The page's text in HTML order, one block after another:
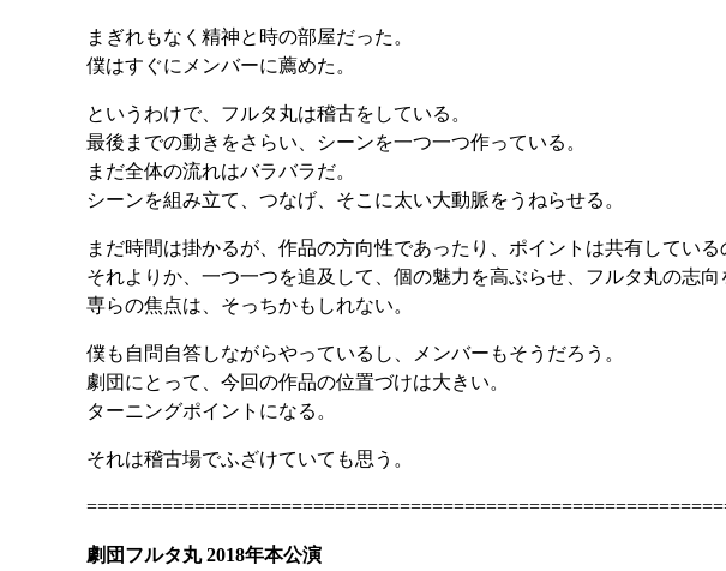
まぎれもなく精神と時の部屋だった。
僕はすぐにメンバーに薦めた。
というわけで、フルタ丸は稽古をしている。
最後までの動きをさらい、シーンを一つ一つ作っている。
まだ全体の流れはバラバラだ。
シーンを組み立て、つなげ、そこに太い大動脈をうねらせる。
まだ時間は掛かるが、作品の方向性であったり、ポイントは共有している
それよりか、一つ一つを追及して、個の魅力を高ぶらせ、フルタ丸の志向
専らの焦点は、そっちかもしれない。
僕も自問自答しながらやっているし、メンバーもそうだろう。
劇団にとって、今回の作品の位置づけは大きい。
ターニングポイントになる。
それは稽古場でふざけていても思う。
劇団フルタ丸 2018年本公演